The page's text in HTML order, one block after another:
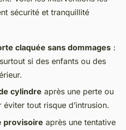
sécurité et tranquillité
claquée sans dommages :
si des enfants ou des
cylindre après une perte ou
tout risque d’intrusion.
provisoire après une tentative